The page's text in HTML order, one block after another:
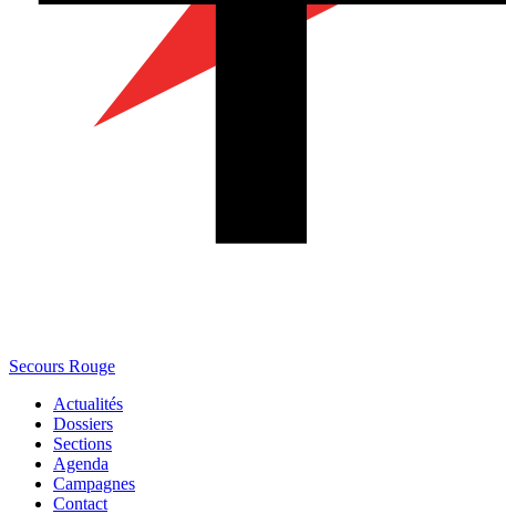
Secours Rouge
Actualités
Dossiers
Sections
Agenda
Campagnes
Contact